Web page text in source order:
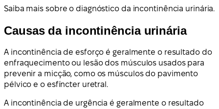
Saiba mais sobre o diagnóstico da incontinência urinária.
Causas da incontinência urinária
A incontinência de esforço é geralmente o resultado do
enfraquecimento ou lesão dos músculos usados para
prevenir a micção, como os músculos do pavimento
pélvico e o esfíncter uretral.
A incontinência de urgência é geralmente o resultado